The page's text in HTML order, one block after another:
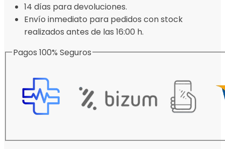
14 días para devoluciones.
Envío inmediato para pedidos con stock
realizados antes de las 16:00 h.
Pagos 100% Seguros